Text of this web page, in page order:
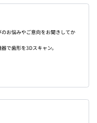
のお悩みやご意向をお聞きしてか
で歯形を3Dスキャン。